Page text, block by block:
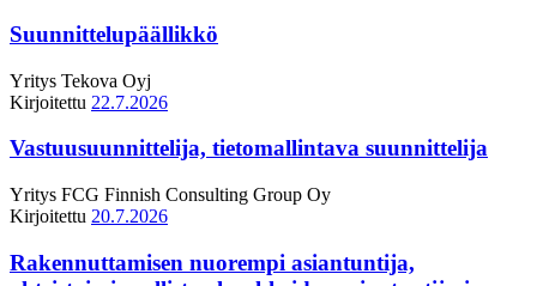
Suunnittelupäällikkö
Yritys Tekova Oyj
Kirjoitettu 22.7.2026
Vastuusuunnittelija, tietomallintava suunnittelija
Yritys FCG Finnish Consulting Group Oy
Kirjoitettu 20.7.2026
Rakennuttamisen nuorempi asiantuntija,